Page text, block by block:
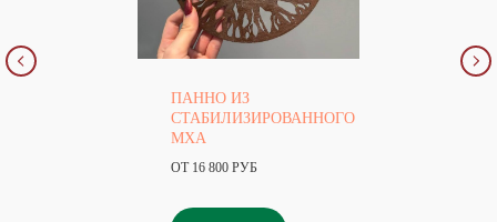
ПАННО ИЗ
СТАБИЛИЗИРОВАННОГО
МХА
ОТ 16 800 РУБ